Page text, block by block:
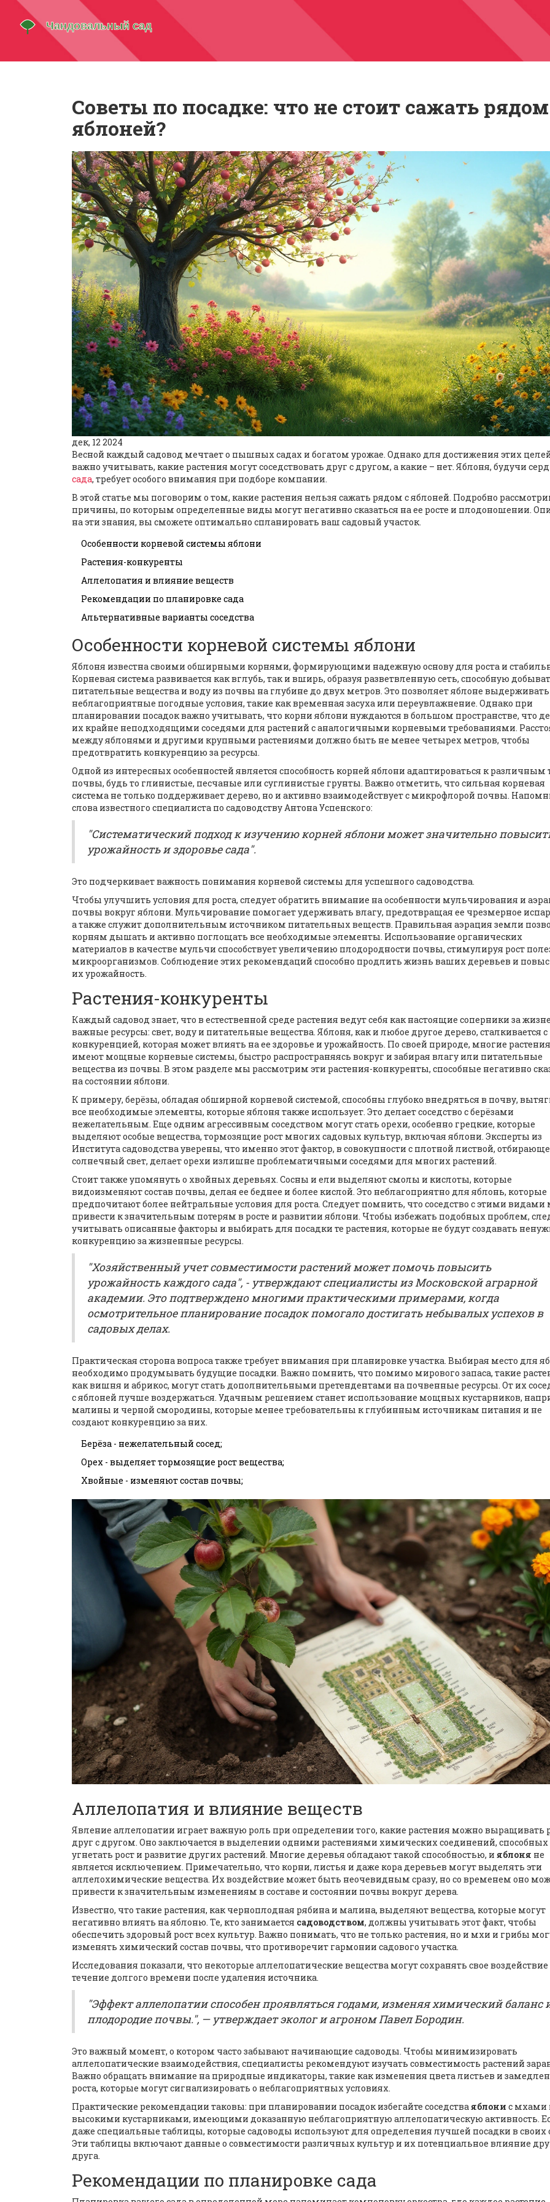
Советы по посадке: что не стоит сажать
яблоней?
дек, 12 2024
Весной каждый садовод мечтает о пышных садах и богатом урожае. Однако для достижения этих
важно учитывать, какие растения могут соседствовать друг с другом, а какие – нет. Яблоня, будучи
сада, требует особого внимания при подборе компании.
В этой статье мы поговорим о том, какие растения нельзя сажать рядом с яблоней. Подробно
причины, по которым определенные виды могут негативно сказаться на ее росте и плодоношении.
на эти знания, вы сможете оптимально спланировать ваш садовый участок.
Особенности корневой системы яблони
Растения-конкуренты
Аллелопатия и влияние веществ
Рекомендации по планировке сада
Альтернативные варианты соседства
Особенности корневой системы яблони
Яблоня известна своими обширными корнями, формирующими надежную основу для роста и
Корневая система развивается как вглубь, так и вширь, образуя разветвленную сеть, способную
питательные вещества и воду из почвы на глубине до двух метров. Это позволяет яблоне
неблагоприятные погодные условия, такие как временная засуха или переувлажнение. Однако при
планировании посадок важно учитывать, что корни яблони нуждаются в большом пространстве, что
их крайне неподходящими соседями для растений с аналогичными корневыми требованиями.
между яблонями и другими крупными растениями должно быть не менее четырех метров, чтобы
предотвратить конкуренцию за ресурсы.
Одной из интересных особенностей является способность корней яблони адаптироваться к
почвы, будь то глинистые, песчаные или суглинистые грунты. Важно отметить, что сильная корневая
система не только поддерживает дерево, но и активно взаимодействует с микрофлорой почвы.
слова известного специалиста по садоводству Антона Успенского:
"Систематический подход к изучению корней яблони может значительно
урожайность и здоровье сада".
Это подчеркивает важность понимания корневой системы для успешного садоводства.
Чтобы улучшить условия для роста, следует обратить внимание на особенности мульчирования и
почвы вокруг яблони. Мульчирование помогает удерживать влагу, предотвращая ее чрезмерное
а также служит дополнительным источником питательных веществ. Правильная аэрация земли
корням дышать и активно поглощать все необходимые элементы. Использование органических
материалов в качестве мульчи способствует увеличению плодородности почвы, стимулируя рост
микроорганизмов. Соблюдение этих рекомендаций способно продлить жизнь ваших деревьев и
их урожайность.
Растения-конкуренты
Каждый садовод знает, что в естественной среде растения ведут себя как настоящие соперники за
важные ресурсы: свет, воду и питательные вещества. Яблоня, как и любое другое дерево, сталкивается с
конкуренцией, которая может влиять на ее здоровье и урожайность. По своей природе, многие растения
имеют мощные корневые системы, быстро распространяясь вокруг и забирая влагу или питательные
вещества из почвы. В этом разделе мы рассмотрим эти растения-конкуренты, способные негативно
на состоянии яблони.
К примеру, берёзы, обладая обширной корневой системой, способны глубоко внедряться в почву,
все необходимые элементы, которые яблоня также использует. Это делает соседство с берёзами
нежелательным. Еще одним агрессивным соседством могут стать орехи, особенно грецкие, которые
выделяют особые вещества, тормозящие рост многих садовых культур, включая яблони. Эксперты из
Института садоводства уверены, что именно этот фактор, в совокупности с плотной листвой,
солнечный свет, делает орехи излишне проблематичными соседями для многих растений.
Стоит также упомянуть о хвойных деревьях. Сосны и ели выделяют смолы и кислоты, которые
видоизменяют состав почвы, делая ее беднее и более кислой. Это неблагоприятно для яблонь, которые
предпочитают более нейтральные условия для роста. Следует помнить, что соседство с этими видами
привести к значительным потерям в росте и развитии яблони. Чтобы избежать подобных проблем,
учитывать описанные факторы и выбирать для посадки те растения, которые не будут создавать
конкуренцию за жизненные ресурсы.
"Хозяйственный учет совместимости растений может помочь повысить
урожайность каждого сада", - утверждают специалисты из Московской аграрной
академии. Это подтверждено многими практическими примерами, когда
осмотрительное планирование посадок помогало достигать небывалых успехов в
садовых делах.
Практическая сторона вопроса также требует внимания при планировке участка. Выбирая место для
необходимо продумывать будущие посадки. Важно помнить, что помимо мирового запаса, такие
как вишня и абрикос, могут стать дополнительными претендентами на почвенные ресурсы. От их
с яблоней лучше воздержаться. Удачным решением станет использование мощных кустарников,
малины и черной смородины, которые менее требовательны к глубинным источникам питания и не
создают конкуренцию за них.
Берёза - нежелательный сосед;
Орех - выделяет тормозящие рост вещества;
Хвойные - изменяют состав почвы;
Аллелопатия и влияние веществ
Явление аллелопатии играет важную роль при определении того, какие растения можно выращивать
друг с другом. Оно заключается в выделении одними растениями химических соединений, способных
угнетать рост и развитие других растений. Многие деревья обладают такой способностью, и яблоня не
является исключением. Примечательно, что корни, листья и даже кора деревьев могут выделять эти
аллелохимические вещества. Их воздействие может быть неочевидным сразу, но со временем оно
привести к значительным изменениям в составе и состоянии почвы вокруг дерева.
Известно, что такие растения, как черноплодная рябина и малина, выделяют вещества, которые могут
негативно влиять на яблоню. Те, кто занимается садоводством, должны учитывать этот факт, чтобы
обеспечить здоровый рост всех культур. Важно понимать, что не только растения, но и мхи и грибы
изменять химический состав почвы, что противоречит гармонии садового участка.
Исследования показали, что некоторые аллелопатические вещества могут сохранять свое воздействие
течение долгого времени после удаления источника.
"Эффект аллелопатии способен проявляться годами, изменяя химический баланс
плодородие почвы.", — утверждает эколог и агроном Павел Бородин.
Это важный момент, о котором часто забывают начинающие садоводы. Чтобы минимизировать
аллелопатические взаимодействия, специалисты рекомендуют изучать совместимость растений
Важно обращать внимание на природные индикаторы, такие как изменения цвета листьев и
роста, которые могут сигнализировать о неблагоприятных условиях.
Практические рекомендации таковы: при планировании посадок избегайте соседстваяблони с мхами
высокими кустарниками, имеющими доказанную неблагоприятную аллелопатическую активность.
даже специальные таблицы, которые садоводы используют для определения лучшей посадки в своих
Эти таблицы включают данные о совместимости различных культур и их потенциальное влияние
друга.
Рекомендации по планировке сада